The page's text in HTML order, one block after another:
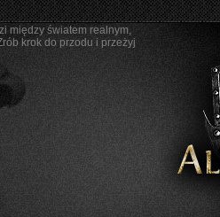
między światem realnym,
krok do przodu i przeżyj